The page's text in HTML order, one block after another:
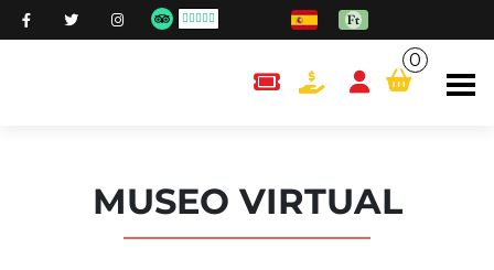
content.cart
0
MUSEO VIRTUAL